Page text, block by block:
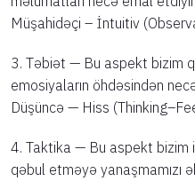
Müşahidəçi – İntuitiv
3. Təbiət — Bu aspekt bizim
emosiyaların öhdəsindən
Düşüncə — Hiss
4. Taktika — Bu aspekt bizim
qəbul etməyə yanaşmamızı